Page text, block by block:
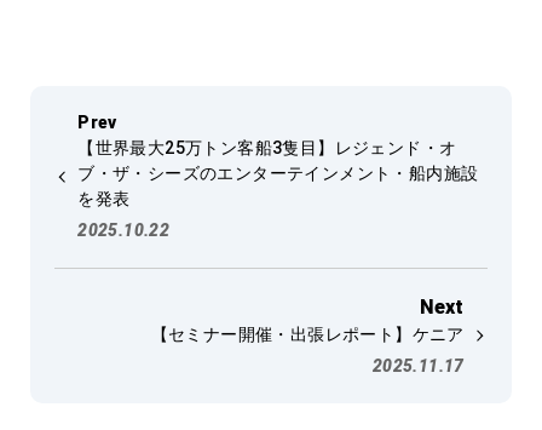
【世界最大25万トン客船3隻目】レジェンド・オ
ブ・ザ・シーズのエンターテインメント・船内施設
を発表
2025.10.22
【セミナー開催・出張レポート】ケニア
2025.11.17